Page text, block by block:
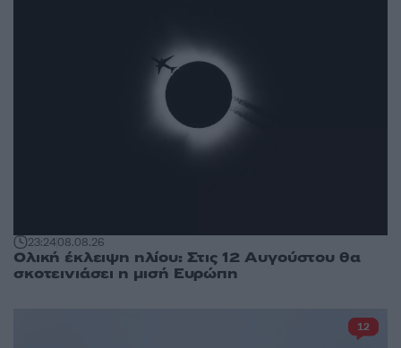
23:2408.08.26
Ολική έκλειψη ηλίου: Στις 12 Αυγούστου θα
σκοτεινιάσει η μισή Ευρώπη
12